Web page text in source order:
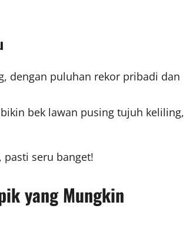
dengan puluhan rekor pribadi dan
bek lawan pusing tujuh keliling,
seru banget!
yang Mungkin